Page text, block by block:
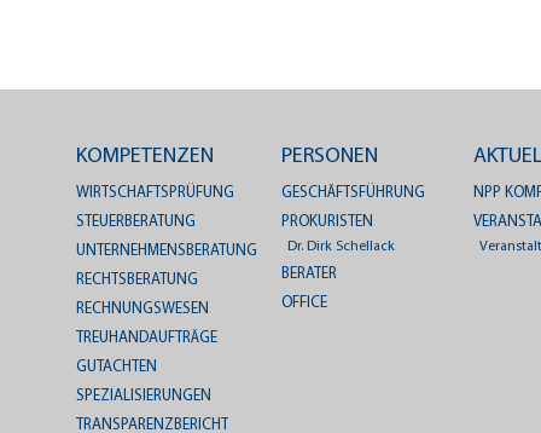
KOMPETENZEN
WIRTSCHAFTSPRÜFUNG
STEUERBERATUNG
UNTERNEHMENSBERATUNG
RECHTSBERATUNG
RECHNUNGSWESEN
TREUHANDAUFTRÄGE
GUTACHTEN
SPEZIALISIERUNGEN
TRANSPARENZBERICHT
PERSONEN
GESCHÄFTSFÜHRUNG
PROKURISTEN
Dr. Dirk Schellack
BERATER
OFFICE
NPP